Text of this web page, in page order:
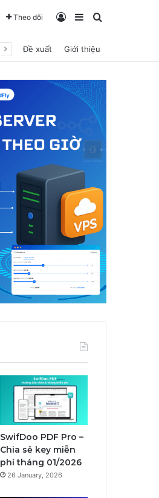
Theo dõi Log InSidebar
Đề xuất Giới thiệu
SwifDoo PDF Pro –
Chia sẻ key miễn
phí tháng 01/2026
26 January, 2026